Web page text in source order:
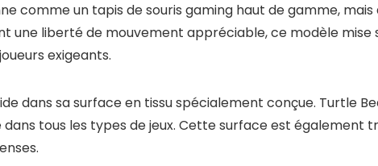
comme un tapis de souris gaming haut de gamme,
une liberté de mouvement appréciable, ce modèle
exigeants.
dans sa surface en tissu spécialement conçue.
tous les types de jeux. Cette surface est également